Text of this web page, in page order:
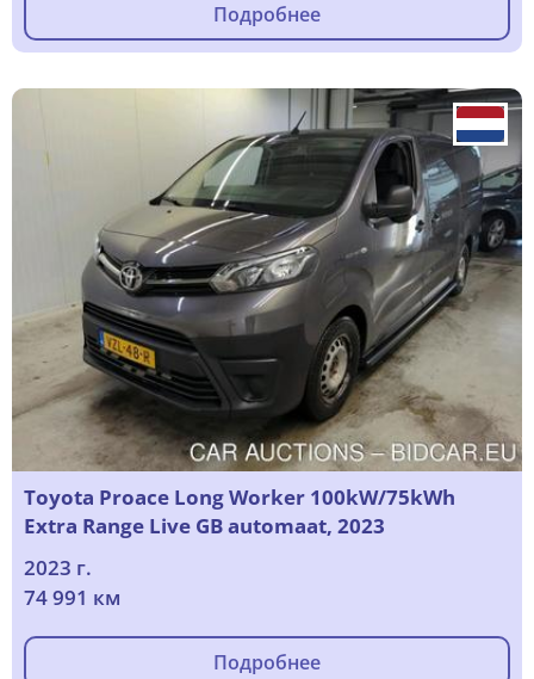
Подробнее
Toyota Proace Long Worker 100kW/75kWh
Extra Range Live GB automaat, 2023
2023 г.
74 991 км
Подробнее